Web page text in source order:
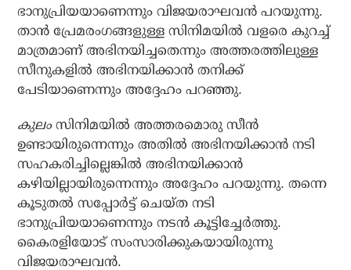
ഭാനുപ്രിയയാണെന്നും വിജയരാഘവന്‍ പറയുന്നു.
താന്‍ പ്രേമരംഗങ്ങളുള്ള സിനിമയില്‍ വളരെ കുറച്ച്
മാത്രമാണ് അഭിനയിച്ചതെന്നും അത്തരത്തിലുള്ള
സീനുകളില്‍ അഭിനയിക്കാന്‍ തനിക്ക്
പേടിയാണെന്നും അദ്ദേഹം പറഞ്ഞു.
കുലംസിനിമയില്‍ അത്തരമൊരു സീന്‍
ഉണ്ടായിരുന്നെന്നും അതില്‍ അഭിനയിക്കാന്‍ നടി
സഹകരിച്ചില്ലെങ്കില്‍ അഭിനയിക്കാന്‍
കഴിയില്ലായിരുന്നെന്നും അദ്ദേഹം പറയുന്നു. തന്നെ
കൂടുതല്‍ സപ്പോര്‍ട്ട് ചെയ്ത നടി
ഭാനുപ്രിയയാണെന്നും നടന്‍ കൂട്ടിച്ചേര്‍ത്തു.
കൈരളിയോട് സംസാരിക്കുകയായിരുന്നു
വിജയരാഘവന്‍.